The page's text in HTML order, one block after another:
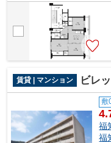
賃貸 | マンション ビレ
敷
福
福